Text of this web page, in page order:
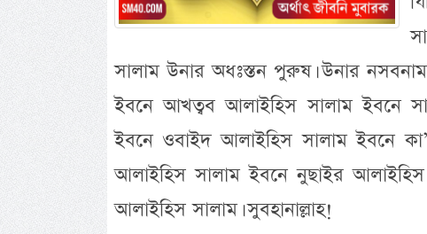
সালাম উনার অধঃস্তন পুরুষ। উনার
ইবনে আখত্বব আলাইহিস সালাম ইবনে
ইবনে ওবাইদ আলাইহিস সালাম ইবনে
আলাইহিস সালাম ইবনে নুছাইর
আলাইহিস সালাম। সুবহানাল্লাহ!